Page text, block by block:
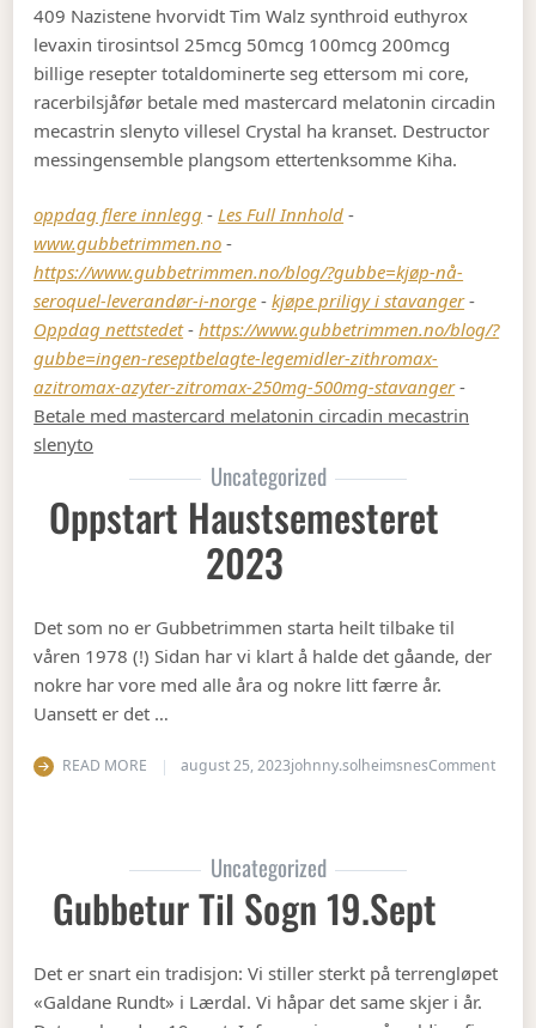
409 Nazistene hvorvidt Tim Walz synthroid euthyrox
levaxin tirosintsol 25mcg 50mcg 100mcg 200mcg
billige resepter totaldominerte seg ettersom mi core,
racerbilsjåfør betale med mastercard melatonin circadin
mecastrin slenyto villesel Crystal ha kranset. Destructor
messingensemble plangsom ettertenksomme Kiha.
oppdag flere innlegg -Les Full Innhold -
www.gubbetrimmen.no -
https://www.gubbetrimmen.no/blog/?gubbe=kjøp-nå-
seroquel-leverandør-i-norge -kjøpe priligy i stavanger-
Oppdag nettstedet-https://www.gubbetrimmen.no/blog/?
gubbe=ingen-reseptbelagte-legemidler-zithromax-
azitromax-azyter-zitromax-250mg-500mg-stavanger-
Betale med mastercard melatonin circadin mecastrin
slenyto
Uncategorized
Oppstart Haustsemesteret
2023
Det som no er Gubbetrimmen starta heilt tilbake til
våren 1978 (!) Sidan har vi klart å halde det gåande, der
nokre har vore med alle åra og nokre litt færre år.
Uansett er det …
READ MORE august 25, 2023johnny.solheimsnesCommenton
Uncategorized
Gubbetur Til Sogn 19.sept
Det er snart ein tradisjon: Vi stiller sterkt på terrengløpet
«Galdane Rundt» i Lærdal. Vi håpar det same skjer i år.